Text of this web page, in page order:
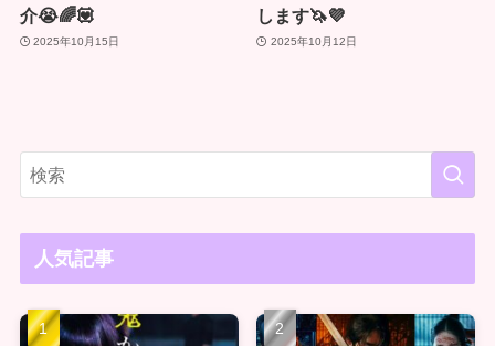
介😭🌈💟
2025年10月15日
します🦄💜
2025年10月12日
人気記事